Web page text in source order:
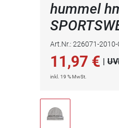
hummel
Art.Nr.: 226071-2010-
11,97 € |
inkl. 19 % MwSt.